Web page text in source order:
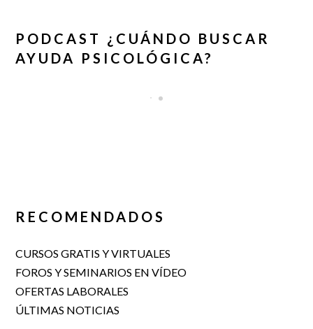
PODCAST ¿CUÁNDO BUSCAR
AYUDA PSICOLÓGICA?
RECOMENDADOS
CURSOS GRATIS Y VIRTUALES
FOROS Y SEMINARIOS EN VÍDEO
OFERTAS LABORALES
ÚLTIMAS NOTICIAS